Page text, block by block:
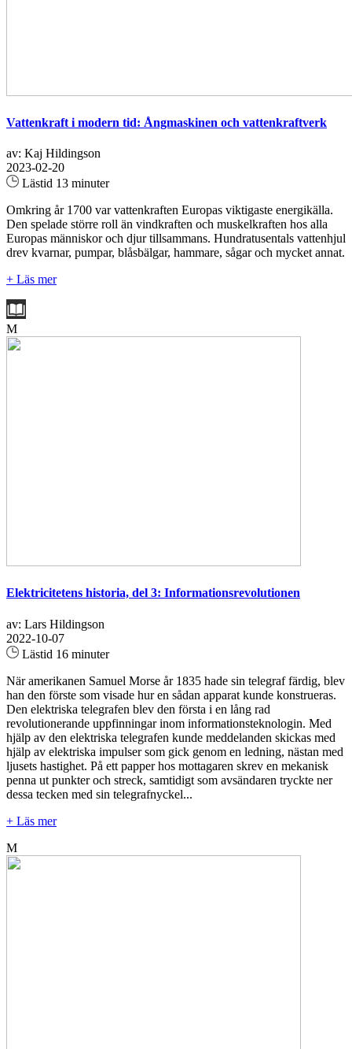
Vattenkraft i modern tid: Ångmaskinen och vattenkraftverk
av: Kaj Hildingson
2023-02-20
Lästid 13 minuter
Omkring år 1700 var vattenkraften Europas viktigaste energikälla.
Den spelade större roll än vindkraften och muskelkraften hos alla
Europas människor och djur tillsammans. Hundratusentals vattenhjul
drev kvarnar, pumpar, blåsbälgar, hammare, sågar och mycket annat.
+ Läs mer
M
Elektricitetens historia, del 3: Informationsrevolutionen
av: Lars Hildingson
2022-10-07
Lästid 16 minuter
När amerikanen Samuel Morse år 1835 hade sin telegraf färdig, blev
han den förste som visade hur en sådan apparat kunde konstrueras.
Den elektriska telegrafen blev den första i en lång rad
revolutionerande uppfinningar inom informationsteknologin. Med
hjälp av den elektriska telegrafen kunde meddelanden skickas med
hjälp av elektriska impulser som gick genom en ledning, nästan med
ljusets hastighet. På ett papper hos mottagaren skrev en mekanisk
penna ut punkter och streck, samtidigt som avsändaren tryckte ner
dessa tecken med sin telegrafnyckel...
+ Läs mer
M